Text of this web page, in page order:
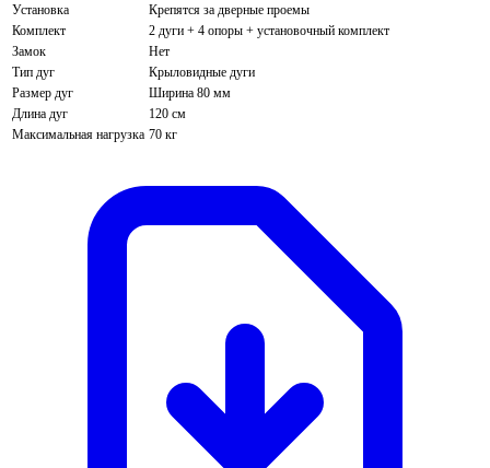
Установка
Крепятся за дверные проемы
Комплект
2 дуги + 4 опоры + установочный комплект
Замок
Нет
Тип дуг
Крыловидные дуги
Размер дуг
Ширина 80 мм
Длина дуг
120 см
Максимальная нагрузка 70 кг